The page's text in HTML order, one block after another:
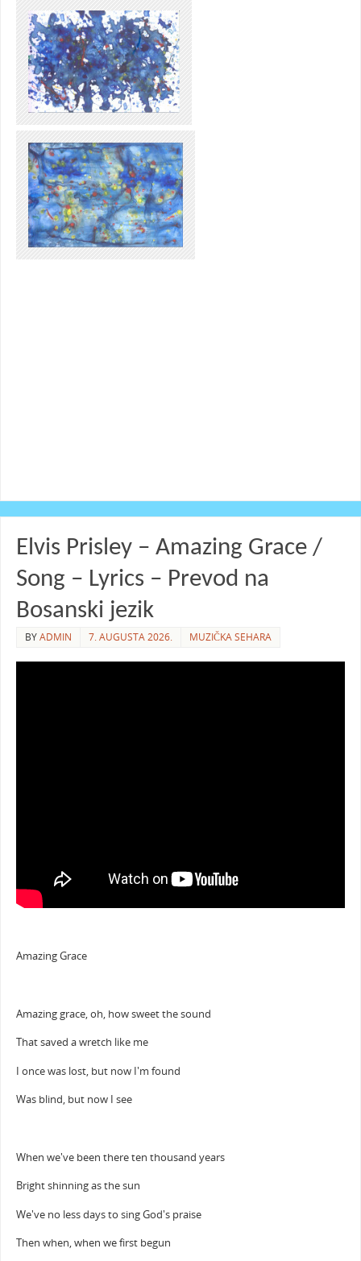
Elvis Prisley – Amazing Grace /
Song – Lyrics – Prevod na
Bosanski jezik
BYADMIN 7. AUGUSTA 2026. MUZIČKA SEHARA
Amazing Grace
Amazing grace, oh, how sweet the sound
That saved a wretch like me
I once was lost, but now I'm found
Was blind, but now I see
When we've been there ten thousand years
Bright shinning as the sun
We've no less days to sing God's praise
Then when, when we first begun